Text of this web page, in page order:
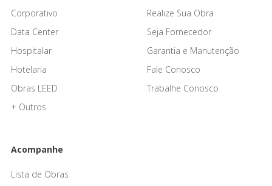
Corporativo
Data Center
Hospitalar
Hotelaria
Obras LEED
+ Outros
Realize Sua Obra
Seja Fornecedor
Garantia e Manutenção
Fale Conosco
Trabalhe Conosco
Acompanhe
Lista de Obras